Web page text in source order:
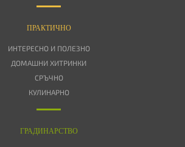
ПРАКТИЧНО
ИНТЕРЕСНО И ПОЛЕЗНО
ДОМАШНИ ХИТРИНКИ
СРЪЧНО
КУЛИНАРНО
ГРАДИНАРСТВО